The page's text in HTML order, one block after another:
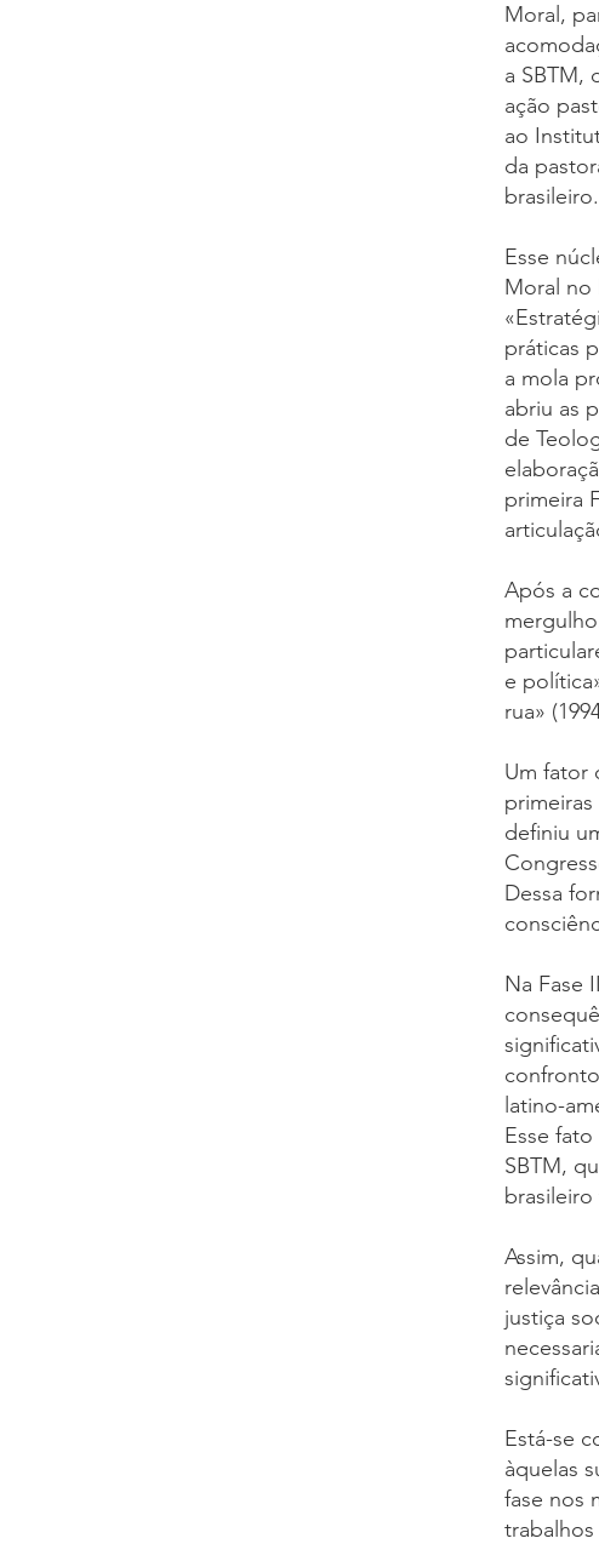
Moral,
a SBTM,
ação
ao
da
brasileiro.
Esse
Moral no
práticas
a mola
abriu as
de
primeira
Após a
e
rua»
Um fator
definiu
Dessa
Na Fase
latino-
Esse
SBTM,
Assim,
justiça
Está-se
àquelas
fase nos